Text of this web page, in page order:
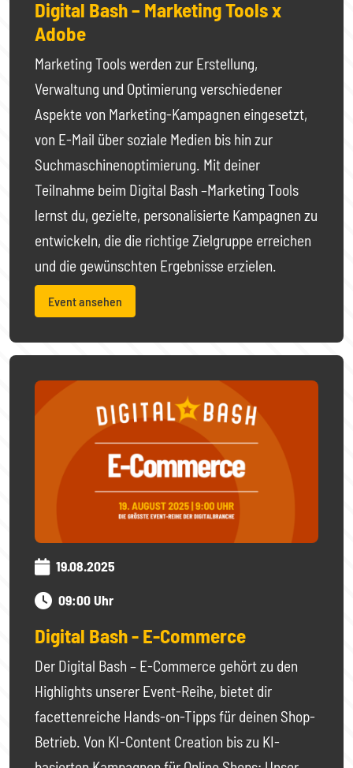
Digital Bash – Marketing Tools x
Adobe
Marketing Tools werden zur Erstellung,
Verwaltung und Optimierung verschiedener
Aspekte von Marketing-Kampagnen eingesetzt,
von E-Mail über soziale Medien bis hin zur
Suchmaschinenoptimierung. Mit deiner
Teilnahme beim Digital Bash –Marketing Tools
lernst du, gezielte, personalisierte Kampagnen zu
entwickeln, die die richtige Zielgruppe erreichen
und die gewünschten Ergebnisse erzielen.
Event ansehen
19.08.2025
09:00 Uhr
Digital Bash - E-Commerce
Der Digital Bash – E-Commerce gehört zu den
Highlights unserer Event-Reihe, bietet dir
facettenreiche Hands-on-Tipps für deinen Shop-
Betrieb. Von KI-Content Creation bis zu KI-